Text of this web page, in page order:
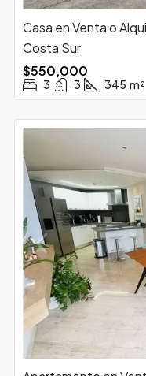
Casa en Venta o
Costa Sur
$550,000
3 3 345 m²